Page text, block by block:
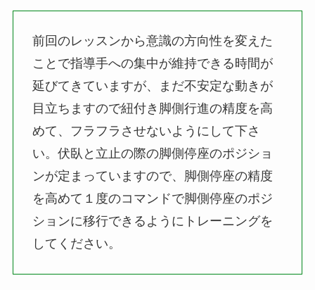
前回のレッスンから意識の方向性を変えた
ことで指導手への集中が維持できる時間が
延びてきていますが、まだ不安定な動きが
目立ちますので紐付き脚側行進の精度を高
めて、フラフラさせないようにして下さ
い。伏臥と立止の際の脚側停座のポジショ
ンが定まっていますので、脚側停座の精度
を高めて１度のコマンドで脚側停座のポジ
ションに移行できるようにトレーニングを
してください。